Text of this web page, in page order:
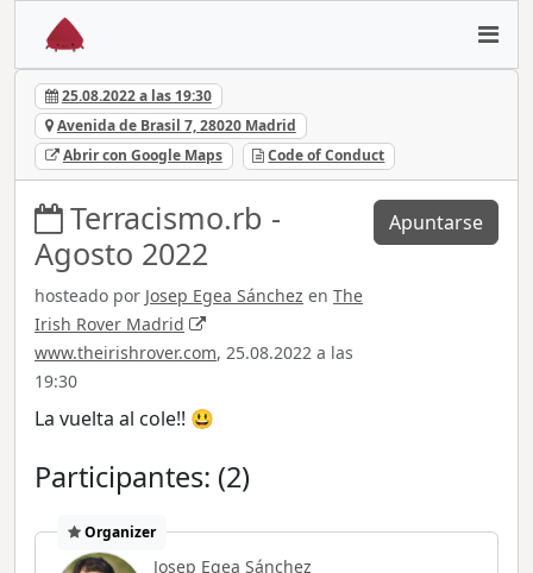
25.08.2022 a las 19:30
Avenida de Brasil 7, 28020 Madrid
Abrir con Google Maps
Code of Conduct
Terracismo.rb -
Agosto 2022
hosteado por Josep Egea Sánchez en The
Irish Rover Madrid
www.theirishrover.com, 25.08.2022 a las
19:30
Apuntarse
La vuelta al cole!! 😃
Participantes: (2)
Organizer
Josep Egea Sánchez